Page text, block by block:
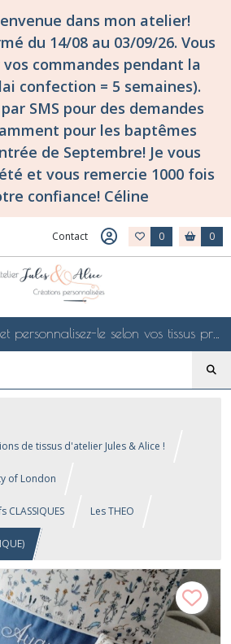
dans mon atelier!
du 14/08 au 03/09/26. Vous
vos commandes pendant la
confection = 5 semaines).
SMS pour des demandes
pour les baptêmes
de Septembre! Je vous
et vous remercie 1000 fois
confiance! Céline
Contact 0 0
Choisissez un modèle et personnalisez-le selon vos tissus préférés de mes collections en ligne, je le confectionnerai selon vos souhaits
de tissus d'atelier Jules & Alice !
of London
Les THEO